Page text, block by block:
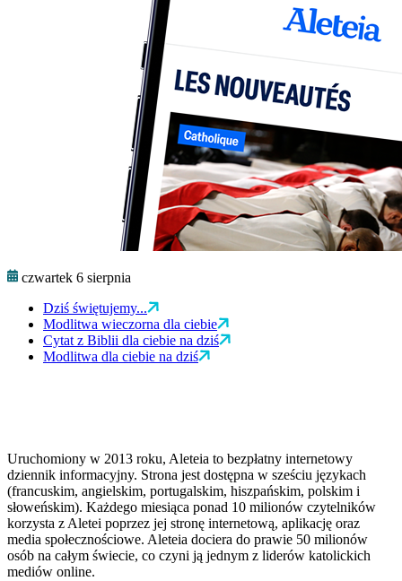
czwartek 6 sierpnia
Dziś świętujemy...
Modlitwa wieczorna dla ciebie
Cytat z Biblii dla ciebie na dziś
Modlitwa dla ciebie na dziś
Uruchomiony w 2013 roku, Aleteia to bezpłatny internetowy
dziennik informacyjny. Strona jest dostępna w sześciu językach
(francuskim, angielskim, portugalskim, hiszpańskim, polskim i
słoweńskim). Każdego miesiąca ponad 10 milionów czytelników
korzysta z Aletei poprzez jej stronę internetową, aplikację oraz
media społecznościowe. Aleteia dociera do prawie 50 milionów
osób na całym świecie, co czyni ją jednym z liderów katolickich
mediów online.